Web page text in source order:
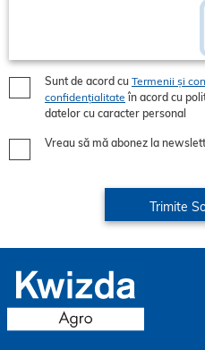
Sunt de acord cu Termenii și
confidențialitate în acord cu politicile GDPR privind prelucrarea
datelor cu caracter personal
Vreau să mă abonez la